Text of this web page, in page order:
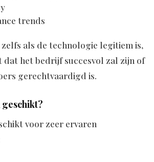
trends
als de technologie legitiem is,
dat het bedrijf succesvol zal zijn of
gerechtvaardigd is.
geschikt?
voor zeer ervaren